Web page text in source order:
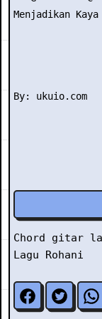
Menjadikan Kaya
Chord gitar
Lagu Rohani